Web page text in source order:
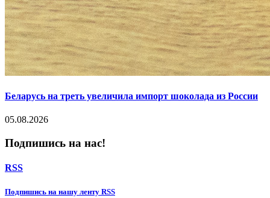
Беларусь на треть увеличила импорт шоколада из России
05.08.2026
Подпишись на нас!
RSS
Подпишиcь на нашу ленту RSS